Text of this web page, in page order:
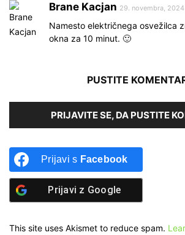
Brane Kacjan 29. novembra,
Namesto električnega osvežilca
okna za 10 minut. 🙂
PUSTITE
PRIJAVITE SE, DA PUSTITE
Prijavi s Facebook
Prijavi z Google
This site uses Akismet to reduce spam.